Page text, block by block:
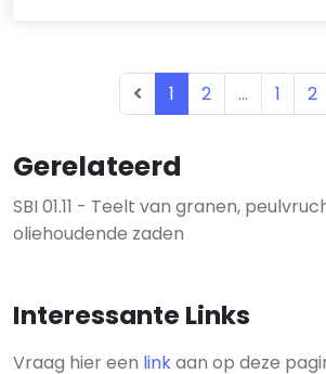
Gerelateerd
SBI 01.11 - Teelt van granen,
oliehoudende zaden
Interessante Links
Vraag hier een linkaan op deze
1 2 ... 1 2